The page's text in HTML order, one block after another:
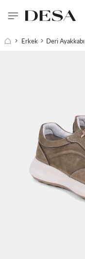
Erkek Deri Ayakkabı